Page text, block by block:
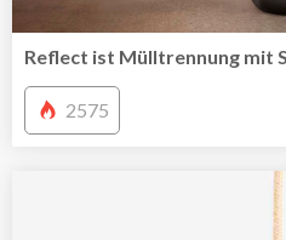
Reflect ist Mülltrennung mit
2575